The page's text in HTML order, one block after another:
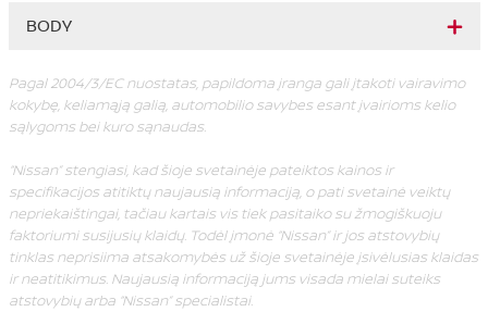
BODY
Pagal 2004/3/EC nuostatas, papildoma įranga gali įtakoti vairavimo
kokybę, keliamąją galią, automobilio savybes esant įvairioms kelio
sąlygoms bei kuro sąnaudas.
“Nissan” stengiasi, kad šioje svetainėje pateiktos kainos ir
specifikacijos atitiktų naujausią informaciją, o pati svetainė veiktų
nepriekaištingai, tačiau kartais vis tiek pasitaiko su žmogiškuoju
faktoriumi susijusių klaidų. Todėl įmonė “Nissan” ir jos atstovybių
tinklas neprisiima atsakomybės už šioje svetainėje įsivėlusias klaidas
ir neatitikimus. Naujausią informaciją jums visada mielai suteiks
atstovybių arba “Nissan” specialistai.